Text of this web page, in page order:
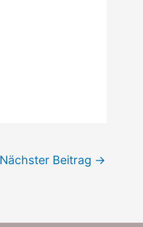
Nächster Beitrag →